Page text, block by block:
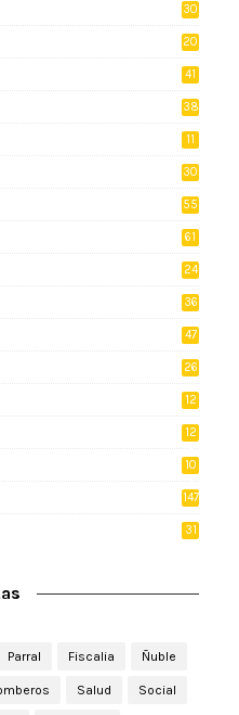
30
20
41
38
11
30
55
61
24
36
47
26
12
12
10
147
31
Parral Fiscalia Ñuble
Salud Social